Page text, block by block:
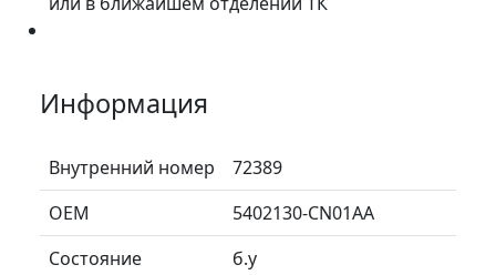
Информация
Внутренний номер
72389
ОЕМ
5402130-CN01AA
Состояние
б.у